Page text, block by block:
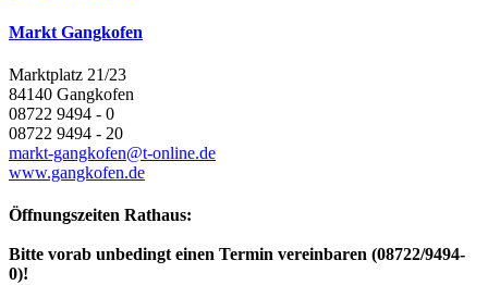
Markt Gangkofen
Marktplatz 21/23
84140 Gangkofen
08722 9494 - 0
08722 9494 - 20
markt-gangkofen@t-online.de
www.gangkofen.de
Öffnungszeiten Rathaus:
Bitte vorab unbedingt einen Termin vereinbaren (08722/9494-
0)!